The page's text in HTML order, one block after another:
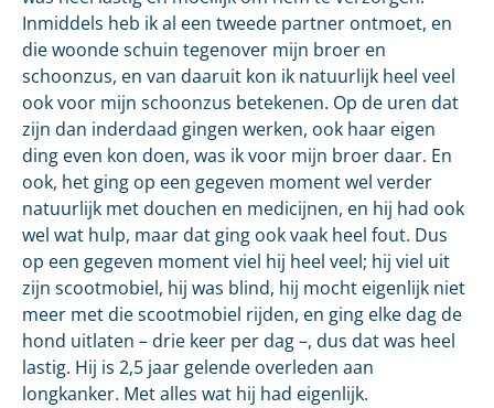
Inmiddels heb ik al een tweede partner ontmoet, en
die woonde schuin tegenover mijn broer en
schoonzus, en van daaruit kon ik natuurlijk heel veel
ook voor mijn schoonzus betekenen. Op de uren dat
zijn dan inderdaad gingen werken, ook haar eigen
ding even kon doen, was ik voor mijn broer daar. En
ook, het ging op een gegeven moment wel verder
natuurlijk met douchen en medicijnen, en hij had ook
wel wat hulp, maar dat ging ook vaak heel fout. Dus
op een gegeven moment viel hij heel veel; hij viel uit
zijn scootmobiel, hij was blind, hij mocht eigenlijk niet
meer met die scootmobiel rijden, en ging elke dag de
hond uitlaten – drie keer per dag –, dus dat was heel
lastig. Hij is 2,5 jaar gelende overleden aan
longkanker. Met alles wat hij had eigenlijk.